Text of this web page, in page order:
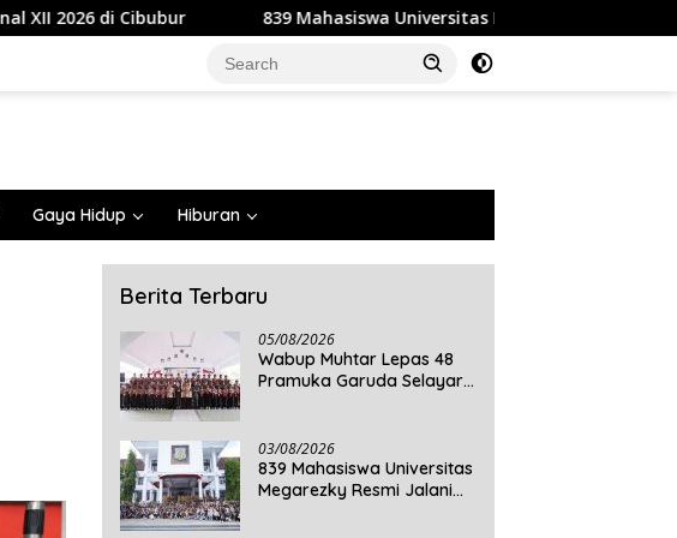
839 Mahasiswa Universitas Megarezky Resmi Jalani KKN Tematik, Siap
Gaya Hidup Hiburan
Berita Terbaru
05/08/2026
Wabup Muhtar Lepas 48
Pramuka Garuda Selayar
03/08/2026
839 Mahasiswa Universitas
Megarezky Resmi Jalani